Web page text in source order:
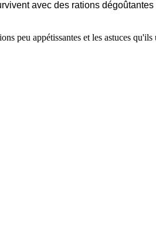
avec des rations dégoûtantes
peu appétissantes et les astuces